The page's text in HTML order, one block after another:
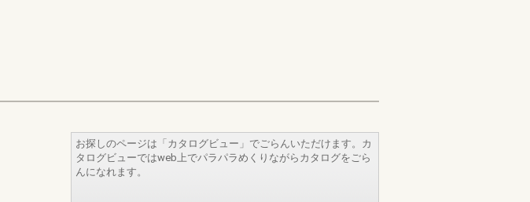
お探しのページは「カタログビュー」でごらんいただけます。カ
タログビューではweb上でパラパラめくりながらカタログをごら
んになれます。